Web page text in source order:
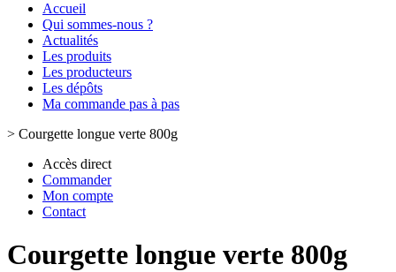
Accueil
Qui sommes-nous ?
Actualités
Les produits
Les producteurs
Les dépôts
Ma commande pas à pas
> Courgette longue verte 800g
Accès direct
Commander
Mon compte
Contact
Courgette longue verte 800g